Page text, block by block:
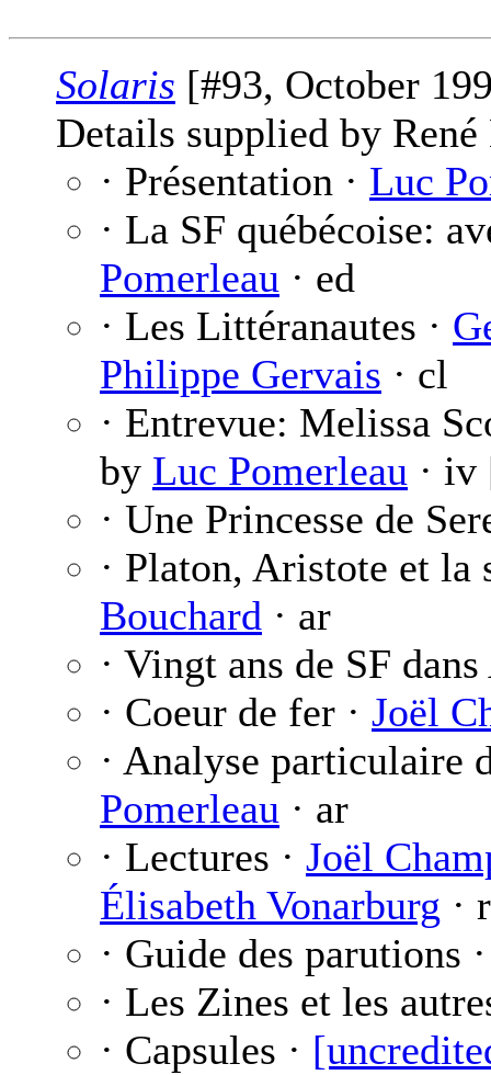
Solaris [#93, October
Details supplied by
· Présentation · Luc
· La SF québécoise:
Pomerleau · ed
· Les Littéranautes ·
Philippe Gervais · cl
· Entrevue: Melissa
by Luc Pomerleau ·
· Une Princesse de
· Platon, Aristote et
Bouchard · ar
· Vingt ans de SF
· Coeur de fer · Joël
· Analyse particulaire
Pomerleau · ar
· Lectures · Joël
Élisabeth Vonarburg ·
· Guide des parutions
· Les Zines et les
· Capsules ·